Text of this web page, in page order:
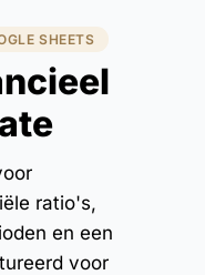
SHEETS
ratio's,
en een
voor